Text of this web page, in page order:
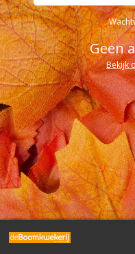
Terug naar overzicht
Geen
Bekijk